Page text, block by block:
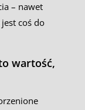
– nawet
coś do
wartość,